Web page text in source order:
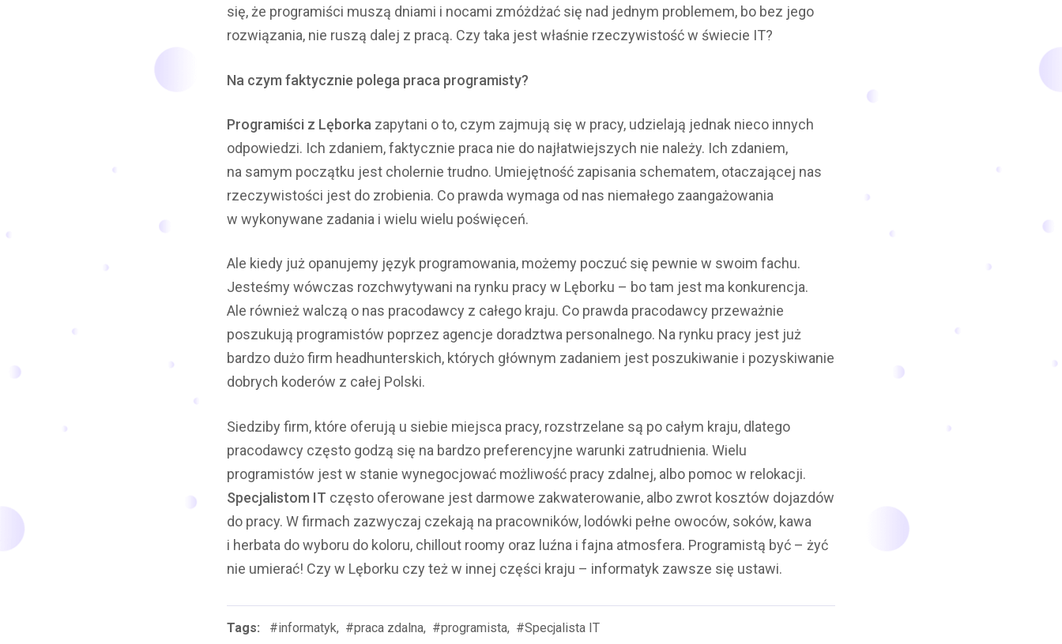
się, że programiści muszą dniami i nocami zmóżdżać się nad jednym problemem, bo bez jego
rozwiązania, nie ruszą dalej z pracą. Czy taka jest właśnie rzeczywistość w świecie IT?
Na czym faktycznie polega praca programisty?
Programiści z Lęborka zapytani o to, czym zajmują się w pracy, udzielają jednak nieco innych
odpowiedzi. Ich zdaniem, faktycznie praca nie do najłatwiejszych nie należy. Ich zdaniem,
na samym początku jest cholernie trudno. Umiejętność zapisania schematem, otaczającej nas
rzeczywistości jest do zrobienia. Co prawda wymaga od nas niemałego zaangażowania
w wykonywane zadania i wielu wielu poświęceń.
Ale kiedy już opanujemy język programowania, możemy poczuć się pewnie w swoim fachu.
Jesteśmy wówczas rozchwytywani na rynku pracy w Lęborku – bo tam jest ma konkurencja.
Ale również walczą o nas pracodawcy z całego kraju. Co prawda pracodawcy przeważnie
poszukują programistów poprzez agencje doradztwa personalnego. Na rynku pracy jest już
bardzo dużo firm headhunterskich, których głównym zadaniem jest poszukiwanie i pozyskiwanie
dobrych koderów z całej Polski.
Siedziby firm, które oferują u siebie miejsca pracy, rozstrzelane są po całym kraju, dlatego
pracodawcy często godzą się na bardzo preferencyjne warunki zatrudnienia. Wielu
programistów jest w stanie wynegocjować możliwość pracy zdalnej, albo pomoc w relokacji.
Specjalistom IT często oferowane jest darmowe zakwaterowanie, albo zwrot kosztów dojazdów
do pracy. W firmach zazwyczaj czekają na pracowników, lodówki pełne owoców, soków, kawa
i herbata do wyboru do koloru, chillout roomy oraz luźna i fajna atmosfera. Programistą być – żyć
nie umierać! Czy w Lęborku czy też w innej części kraju – informatyk zawsze się ustawi.
Tags: #informatyk, #praca zdalna, #programista, #Specjalista IT